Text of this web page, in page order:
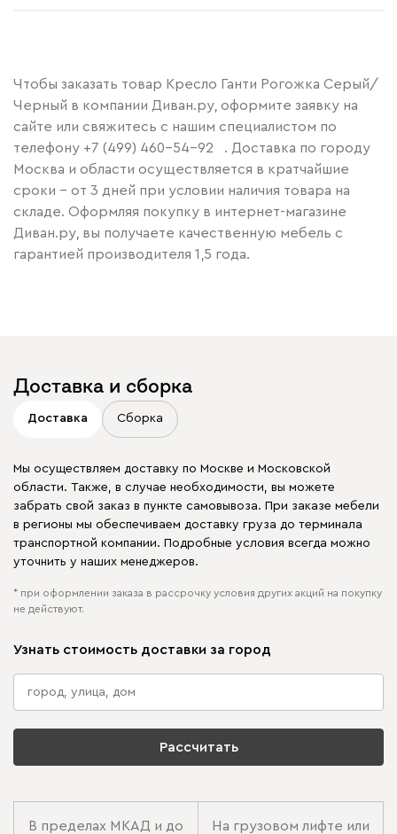
Чтобы заказать товар Кресло Ганти Рогожка Серый/
Черный в компании Диван.ру, оформите заявку на
сайте или свяжитесь с нашим специалистом по
телефону +7 (499) 460-54-92
. Доставка по городу
Москва и области осуществляется в кратчайшие
сроки – от 3 дней при условии наличия товара на
складе. Оформляя покупку в интернет-магазине
Диван.ру, вы получаете качественную мебель с
гарантией производителя 1,5 года.
Доставка и сборка
Доставка Сборка
Мы осуществляем доставку по Москве и Московской
области. Также, в случае необходимости, вы можете
забрать свой заказ в пункте самовывоза. При заказе мебели
в регионы мы обеспечиваем доставку груза до терминала
транспортной компании. Подробные условия всегда можно
уточнить у наших менеджеров.
* при оформлении заказа в рассрочку условия других акций на покупку
не действуют.
Узнать стоимость доставки за город
Рассчитать
В пределах МКАД и до На грузовом лифте или